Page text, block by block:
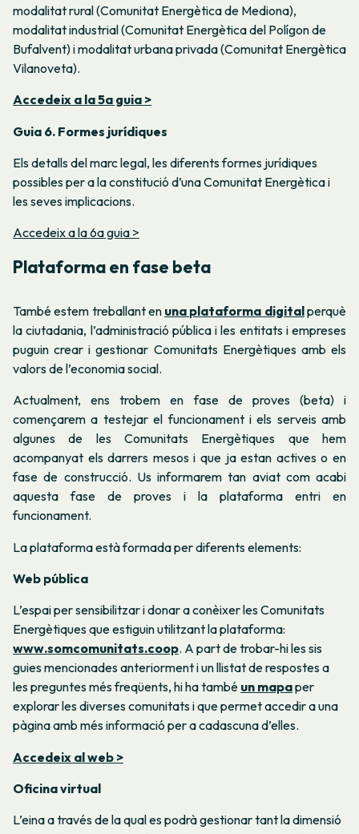
modalitat rural (Comunitat Energètica de Mediona),
modalitat industrial (Comunitat Energètica del Polígon de
Bufalvent) i modalitat urbana privada (Comunitat Energètica
Vilanoveta).
Accedeix a la 5a guia >
Guia 6. Formes jurídiques
Els detalls del marc legal, les diferents formes jurídiques
possibles per a la constitució d’una Comunitat Energètica i
les seves implicacions.
Accedeix a la 6a guia >
Plataforma en fase beta
També estem treballant en una plataforma digitalperquè
la ciutadania, l’administració pública i les entitats i empreses
puguin crear i gestionar Comunitats Energètiques amb els
valors de l’economia social.
Actualment, ens trobem en fase de proves (beta) i
començarem a testejar el funcionament i els serveis amb
algunes de les Comunitats Energètiques que hem
acompanyat els darrers mesos i que ja estan actives o en
fase de construcció. Us informarem tan aviat com acabi
aquesta fase de proves i la plataforma entri en
funcionament.
La plataforma està formada per diferents elements:
Web pública
L’espai per sensibilitzar i donar a conèixer les Comunitats
Energètiques que estiguin utilitzant la plataforma:
www.somcomunitats.coop. A part de trobar-hi les sis
guies mencionades anteriorment i un llistat de respostes a
les preguntes més freqüents, hi ha també un mapaper
explorar les diverses comunitats i que permet accedir a una
pàgina amb més informació per a cadascuna d’elles.
Accedeix al web >
Oficina virtual
L’eina a través de la qual es podrà gestionar tant la dimensió